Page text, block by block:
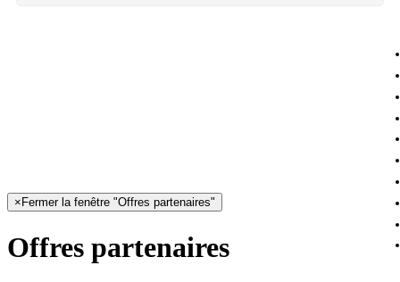
× Fermer la fenêtre "Offres partenaires"
Offres partenaires